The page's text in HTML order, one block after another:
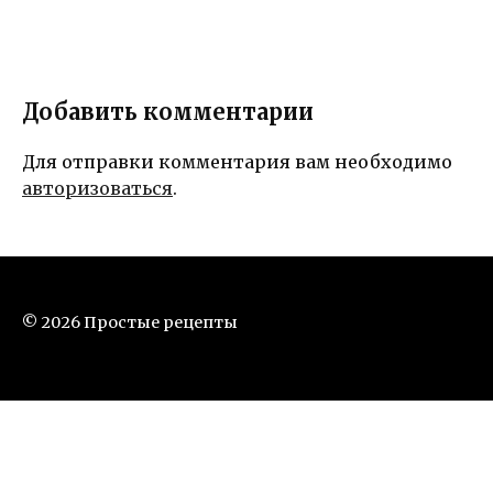
Добавить комментарии
Для отправки комментария вам необходимо
авторизоваться.
© 2026 Простые рецепты